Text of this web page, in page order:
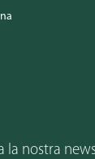
la nostra